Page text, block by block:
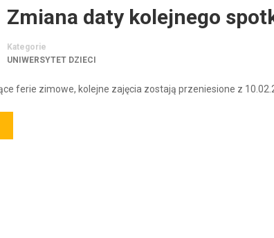
Zmiana daty kolejnego
Kategorie
UNIWERSYTET DZIECI
ferie zimowe, kolejne zajęcia zostają przeniesione z